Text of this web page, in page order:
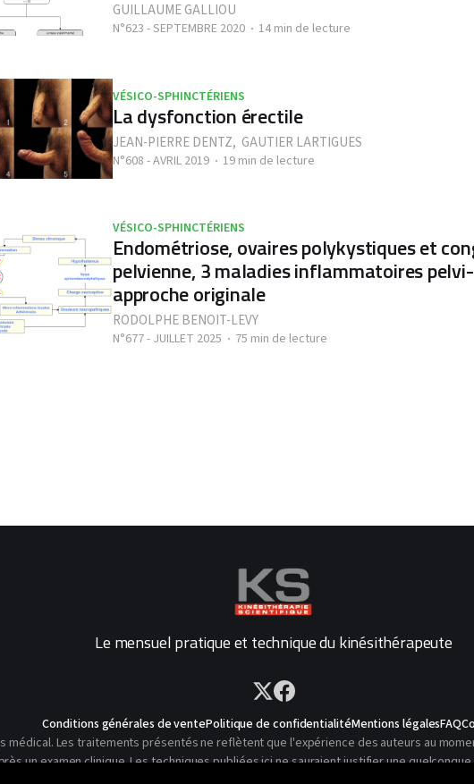
GUILLAUME GALLIOU
N°623 - SEPTEMBRE 2020 14 min de lecture
VÉSICO-SPHINCTÉRIENS
La dysfonction érectile
JEAN-PIERRE DENTZ, GAUTIER LARTIGUES
N°608 - AVRIL 2019 19 min de lecture
VÉSICO-SPHINCTÉRIENS
Endométriose, ovaires polykystiques et
pelvienne, 3 maladies inflammatoires
approche originale
RODOLPHE BENOIT-LEVY
N°677 - JUILLET 2025 75 min de lecture
Le mensuel pratique et technique du kinésithérapeute
Conditions générales de ventePolitique de confidentialitéMentions légalesFAQ
médical. Les traitements présentés ne reflètent que l'expérience des auteurs au
un examen clinique. Les techniques publiées ici ne sauraient justifier une